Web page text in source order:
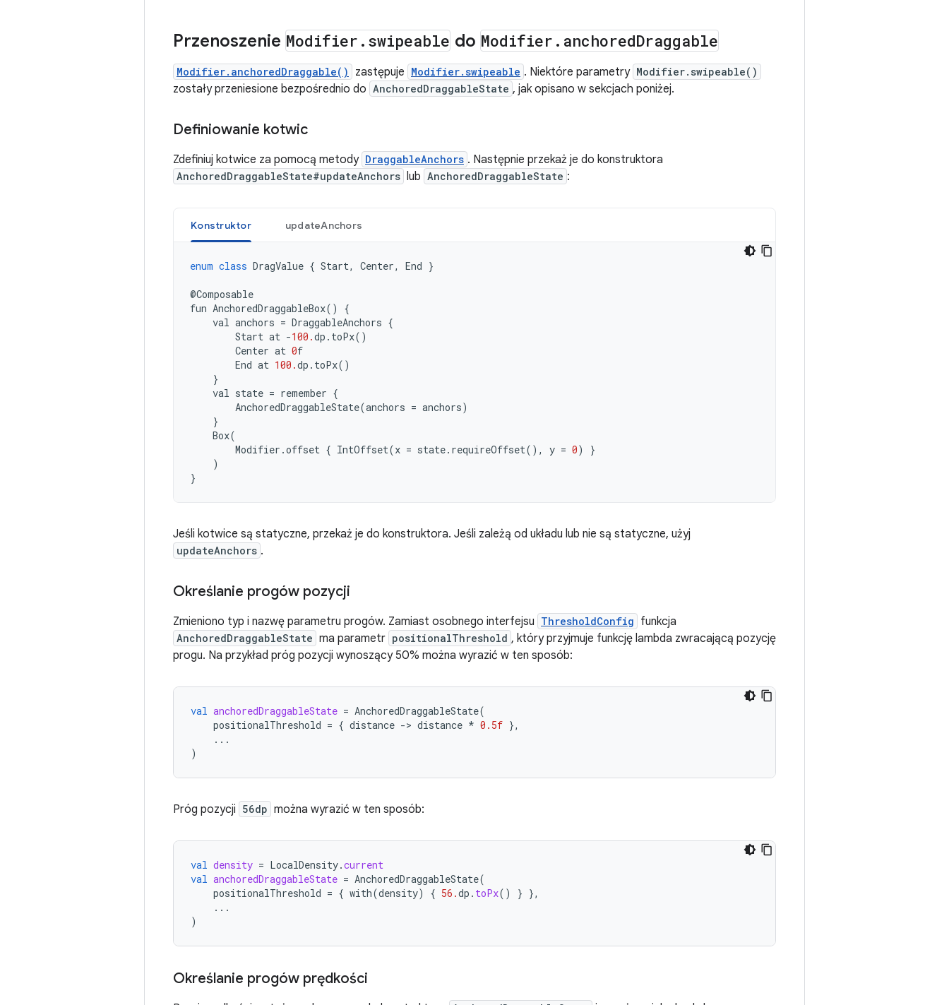
Przenoszenie Modifier . swipeable do Modifier . anchoredDraggable
Modifier.anchoredDraggable() zastępuje Modifier.swipeable . Niektóre parametry Modifier.swipeable()
zostały przeniesione bezpośrednio do AnchoredDraggableState , jak opisano w sekcjach poniżej.
Definiowanie kotwic
Zdefiniuj kotwice za pomocą metody DraggableAnchors . Następnie przekaż je do konstruktora
AnchoredDraggableState#updateAnchors lub AnchoredDraggableState :
Konstruktor updateAnchors
enum class DragValue { Start, Center, End }
@Composable
fun AnchoredDraggableBox()
{
val anchors = DraggableAnchors {
Start at -100.dp . toPx()
Center at 0f
End at 100.dp . toPx()
}
val state = remember {
AnchoredDraggableState(anchors = anchors)
}
Box(
Modifier .offset { IntOffset(x = state. requireOffset(), y = 0)
}
)
}
Jeśli kotwice są statyczne, przekaż je do konstruktora. Jeśli zależą od układu lub nie są statyczne, użyj
updateAnchors .
Określanie progów pozycji
Zmieniono typ i nazwę parametru progów. Zamiast osobnego interfejsu ThresholdConfig funkcja
AnchoredDraggableState ma parametr positionalThreshold , który przyjmuje funkcję lambda zwracającą pozycję
progu. Na przykład próg pozycji wynoszący 50% można wyrazić w ten sposób:
val anchoredDraggableState = AnchoredDraggableState(
positionalThreshold = { distance -> distance * 0.5f },
...
)
Próg pozycji 56dp można wyrazić w ten sposób:
val density = LocalDensity.current
val anchoredDraggableState = AnchoredDraggableState(
positionalThreshold = { with(density) { 56.dp . toPx() } },
...
)
Określanie progów prędkości